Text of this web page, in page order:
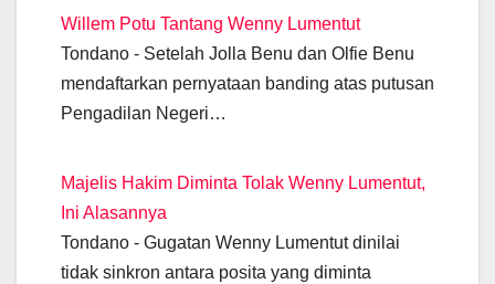
Willem Potu Tantang Wenny Lumentut
Tondano - Setelah Jolla Benu dan Olfie Benu
mendaftarkan pernyataan banding atas putusan
Pengadilan Negeri…
Majelis Hakim Diminta Tolak Wenny Lumentut,
Ini Alasannya
Tondano - Gugatan Wenny Lumentut dinilai
tidak sinkron antara posita yang diminta